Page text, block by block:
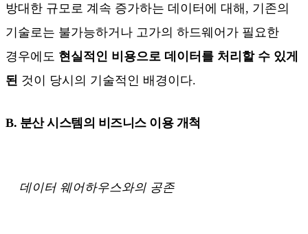
방대한 규모로 계속 증가하는 데이터에 대해, 기존의
기술로는 불가능하거나 고가의 하드웨어가 필요한
경우에도 현실적인 비용으로 데이터를 처리할 수 있게
된 것이 당시의 기술적인 배경이다.
B. 분산 시스템의 비즈니스 이용 개척
데이터 웨어하우스와의 공존